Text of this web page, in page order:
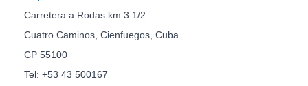
Carretera a Rodas km 3 1/2
Cuatro Caminos, Cienfuegos, Cuba
CP 55100
Tel: +53 43 500167